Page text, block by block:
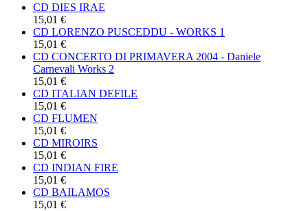
CD DIES IRAE
15,01 €
CD LORENZO PUSCEDDU - WORKS 1
15,01 €
CD CONCERTO DI PRIMAVERA 2004 - Daniele
Carnevali Works 2
15,01 €
CD ITALIAN DEFILE
15,01 €
CD FLUMEN
15,01 €
CD MIROIRS
15,01 €
CD INDIAN FIRE
15,01 €
CD BAILAMOS
15,01 €